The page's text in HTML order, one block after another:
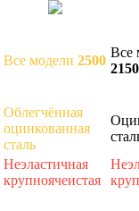
Все модели 2500
Все
2150
Облегчённая
оцинкованная
сталь
Неэластичная
крупноячеистая